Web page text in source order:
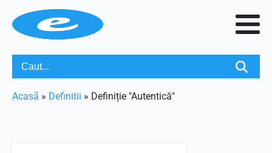
Acasã » Definitii » Definiție "Autentică"